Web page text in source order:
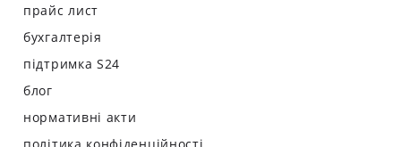
прайс лист
бухгалтерія
підтримка S24
блог
нормативні акти
політика конфіденційності